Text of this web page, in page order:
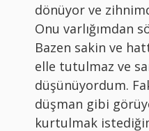
dönüyor ve
Onu varlığımdan
Bazen sakin ve
elle tutulmaz ve
düşünüyordum.
düşman gibi
kurtulmak